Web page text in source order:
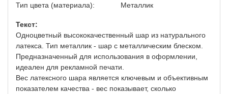
Тип цвета (материала): Металлик
Текст:
Одноцветный высококачественный шар из натурального
латекса. Тип металлик - шар с металлическим блеском.
Предназначенный для использования в оформлении,
идеален для рекламной печати.
Вес латексного шара является ключевым и объективным
показателем качества - вес показывает, сколько